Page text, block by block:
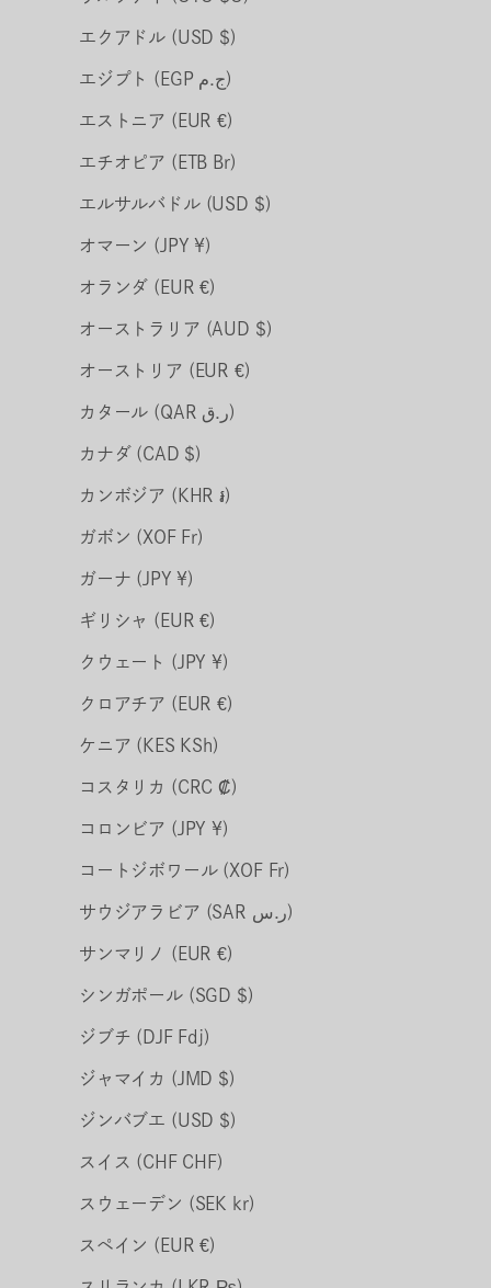
エクアドル (USD $)
エジプト (EGP ج.م)
エストニア (EUR €)
エチオピア (ETB Br)
エルサルバドル (USD $)
オマーン (JPY ¥)
オランダ (EUR €)
オーストラリア (AUD $)
オーストリア (EUR €)
カタール (QAR ر.ق)
カナダ (CAD $)
カンボジア (KHR ៛)
ガボン (XOF Fr)
ガーナ (JPY ¥)
ギリシャ (EUR €)
クウェート (JPY ¥)
クロアチア (EUR €)
ケニア (KES KSh)
コスタリカ (CRC ₡)
コロンビア (JPY ¥)
コートジボワール (XOF Fr)
サウジアラビア (SAR ر.س)
サンマリノ (EUR €)
シンガポール (SGD $)
ジブチ (DJF Fdj)
ジャマイカ (JMD $)
ジンバブエ (USD $)
スイス (CHF CHF)
スウェーデン (SEK kr)
スペイン (EUR €)